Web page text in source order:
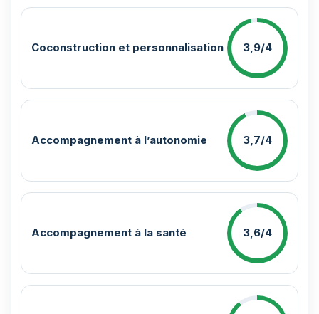
Coconstruction et personnalisation 3,9/4
Accompagnement à l’autonomie 3,7/4
Accompagnement à la santé 3,6/4